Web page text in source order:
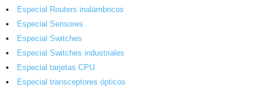
Especial Routers inalámbricos
Especial Sensores
Especial Switches
Especial Switches industriales
Especial tarjetas CPU
Especial transceptores ópticos